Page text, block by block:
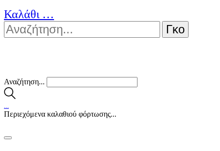
Καλάθι …
Αναζήτηση...
Περιεχόμενα καλαθιού φόρτωσης...